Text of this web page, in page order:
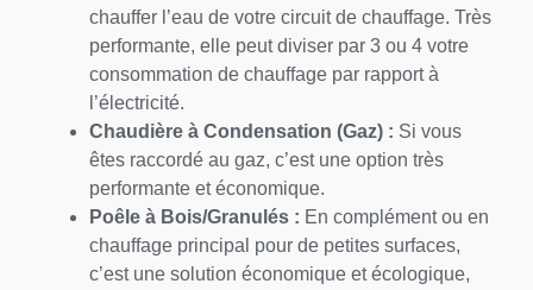
chauffer l’eau de votre circuit de chauffage. Très
performante, elle peut diviser par 3 ou 4 votre
consommation de chauffage par rapport à
l’électricité.
Chaudière à Condensation (Gaz) : Si vous
êtes raccordé au gaz, c’est une option très
performante et économique.
Poêle à Bois/Granulés : En complément ou en
chauffage principal pour de petites surfaces,
c’est une solution économique et écologique,